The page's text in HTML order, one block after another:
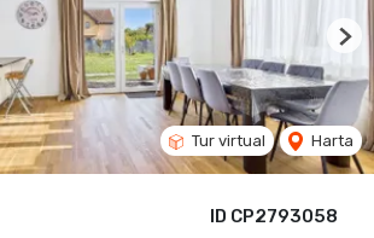
ID CP2793058
Tur virtual Harta